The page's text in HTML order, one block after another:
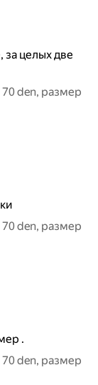
за целых две
den, размер
den, размер
.
den, размер